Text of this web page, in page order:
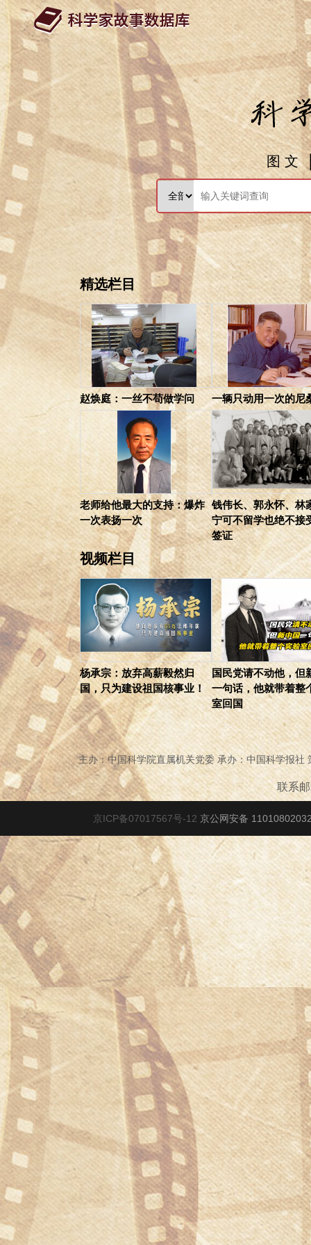
图 文
精选栏目
赵焕庭：一丝不苟做学问 一辆只动用一次的尼
老师给他最大的支持：爆炸
一次表扬一次
钱伟长、郭永怀、林
宁可不留学也绝不接
签证
视频栏目
杨承宗：放弃高薪毅然归
国，只为建设祖国核事业！
国民党请不动他，但
一句话，他就带着整
室回国
主办：中国科学院直属机关党委 承办：中国科学报
联系
京ICP备07017567号-12 京公网安备